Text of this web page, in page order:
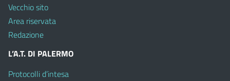
Vecchio sito
Area riservata
Redazione
L’A.T. DI PALERMO
Protocolli d’intesa